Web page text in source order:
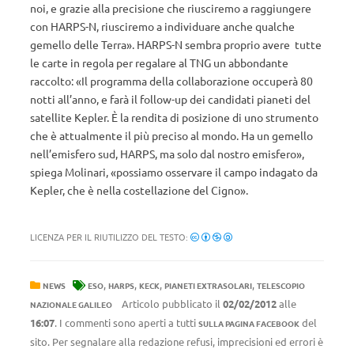
noi, e grazie alla precisione che riusciremo a raggiungere
con HARPS-N, riusciremo a individuare anche qualche
gemello delle Terra». HARPS-N sembra proprio avere tutte
le carte in regola per regalare al TNG un abbondante
raccolto: «Il programma della collaborazione occuperà 80
notti all’anno, e farà il follow-up dei candidati pianeti del
satellite Kepler. È la rendita di posizione di uno strumento
che è attualmente il più preciso al mondo. Ha un gemello
nell’emisfero sud, HARPS, ma solo dal nostro emisfero»,
spiega Molinari, «possiamo osservare il campo indagato da
Kepler, che è nella costellazione del Cigno».
LICENZA PER IL RIUTILIZZO DEL TESTO:
NEWS ESO, HARPS, KECK, PIANETI EXTRASOLARI, TELESCOPIO
NAZIONALE GALILEO
Articolo pubblicato il 02/02/2012alle
16:07. I commenti sono aperti a tutti SULLA PAGINA FACEBOOK del
sito. Per segnalare alla redazione refusi, imprecisioni ed errori è